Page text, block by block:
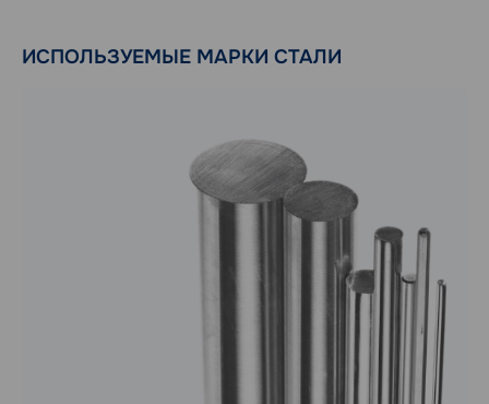
ИСПОЛЬЗУЕМЫЕ МАРКИ СТАЛИ